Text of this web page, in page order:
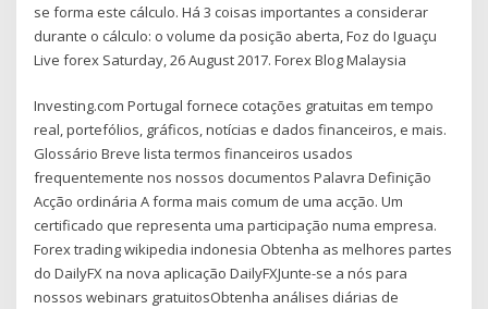
se forma este cálculo. Há 3 coisas importantes a considerar
durante o cálculo: o volume da posição aberta, Foz do Iguaçu
Live forex Saturday, 26 August 2017. Forex Blog Malaysia
Investing.com Portugal fornece cotações gratuitas em tempo
real, portefólios, gráficos, notícias e dados financeiros, e mais.
Glossário Breve lista termos financeiros usados
frequentemente nos nossos documentos Palavra Definição
Acção ordinária A forma mais comum de uma acção. Um
certificado que representa uma participação numa empresa.
Forex trading wikipedia indonesia Obtenha as melhores partes
do DailyFX na nova aplicação DailyFXJunte-se a nós para
nossos webinars gratuitosObtenha análises diárias de